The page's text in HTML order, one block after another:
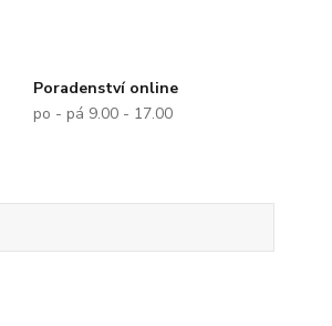
Poradenství online
po - pá 9.00 - 17.00